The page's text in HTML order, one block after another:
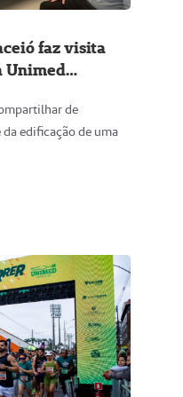
faz visita
Unimed
de
edificação de uma